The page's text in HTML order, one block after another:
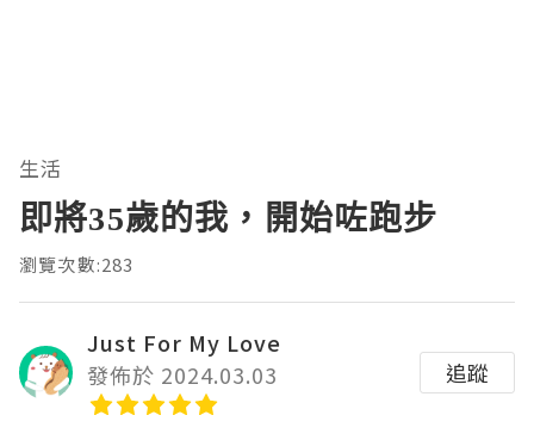
生活
即將35歲的我，開始咗跑步
瀏覽次數:283
Just For My Love
發佈於 2024.03.03
追蹤